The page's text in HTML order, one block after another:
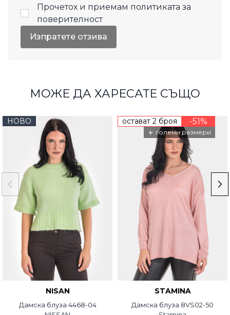
Прочетох и приемам политиката за
поверителност
Изпратете отзива
МОЖЕ ДА ХАРЕСАТЕ СЪЩО
НОВО
NISAN
Дамска блуза 4468-04
остават 2 броя -51%
+ големи размери
STAMINA
Дамска блуза 8VS02-50